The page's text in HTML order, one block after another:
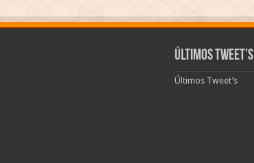
Últimos Tweet’s
Últimos Tweet’s